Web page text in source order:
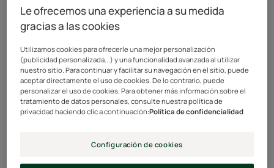
Nuestra Newsletter
Tratamiento*
Le ofrecemos una experiencia a su medida
gracias a las cookies
Utilizamos cookies para ofrecerle una mejor personalización
(publicidad personalizada...) y una funcionalidad avanzada al utilizar
nuestro sitio. Para continuar y facilitar su navegación en el sitio, puede
aceptar directamente el uso de cookies. De lo contrario, puede
personalizar el uso de cookies. Para obtener más información sobre el
tratamiento de datos personales, consulte nuestra política de
privacidad haciendo clic a continuación:Política de confidencialidad
Configuración de cookies